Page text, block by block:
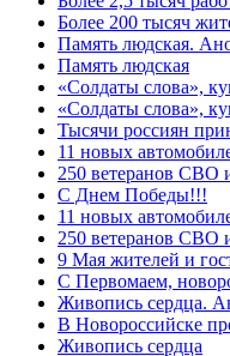
Более 200 тысяч
Память людская.
Память людская
«Солдаты слова»,
«Солдаты слова»,
Тысячи россиян
11 новых
250 ветеранов СВО
С Днем Победы!!!
11 новых
250 ветеранов СВО
9 Мая жителей и
C Первомаем,
Живопись сердца.
В Новороссийске
Живопись сердца